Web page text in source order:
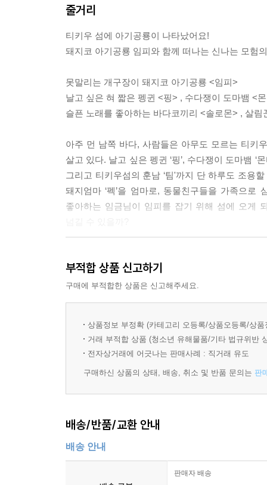
줄거리
티키우 섬에 아기공룡이 나타났어요!
돼지코 아기공룡 임피와 함께 떠나는 신나는 모험
못말리는 개구장이 돼지코 아기공룡 <임피>
날고 싶은 혀 짧은 펭귄 <핑> , 수다쟁이 도마뱀 <
슬픈 노래를 좋아하는 바다코끼리 <솔로몬> , 살
아주 먼 남쪽 바다, 사람들은 아무도 모르는 티키
살고 있다. 날고 싶은 펭귄 ‘핑’, 수다쟁이 도마뱀 ‘
그리고 티키우섬의 훈남 ‘팀'까지 단 하루도 조용
돼지엄마 ‘펙’을 엄마로, 동물친구들을 가족으
좋아하는 임금님이 임피를 잡기 위해 섬에 오게
[Staff]
원작자 _ 막스 크루제 : 1921년 11월 19일 독일
발행부수가 300만부에 이른다. 동화책들의 성공
성공을 거두게 되었다. 1편의 성공과 인기에 힘
프로듀서, 시나리오 작가, 감독 / 레인하드 크루즈
부서를 책임지고 있다.
프로듀서, 합동 감독 / 호거 테프 : 1969년생인 호
애니메이션과 CGI를 제작해왔다. 독일 디지털 애
부적합 상품 신고하기
구매에 부적합한 상품은 신고해주세요.
상품정보 부정확 (카테고리 오등록/상품오등록/상
거래 부적합 상품 (청소년 유해물품/기타 법규위반
전자상거래에 어긋나는 판매사례 : 직거래 유도
구매하신 상품의 상태, 배송, 취소 및 반품 문의는 판
배송/반품/교환 안내
배송 안내
판매자 배송